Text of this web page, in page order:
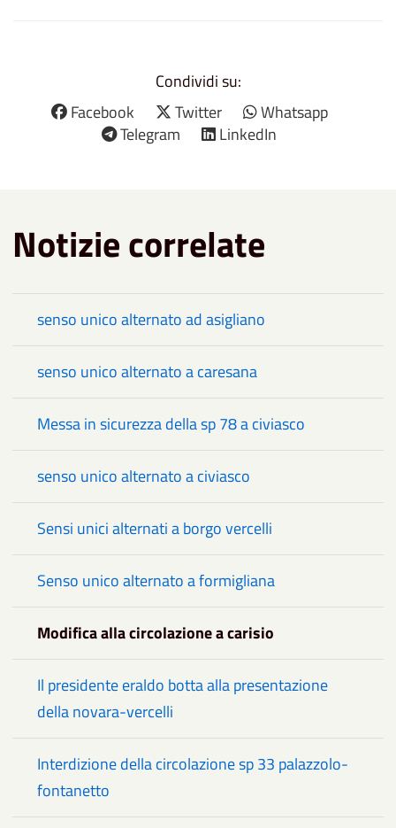
Condividi su:
Facebook
Twitter
Whatsapp
Telegram
LinkedIn
Notizie correlate
senso unico alternato ad asigliano
senso unico alternato a caresana
Messa in sicurezza della sp 78 a civiasco
senso unico alternato a civiasco
Sensi unici alternati a borgo vercelli
Senso unico alternato a formigliana
Modifica alla circolazione a carisio
Il presidente eraldo botta alla presentazione
della novara-vercelli
Interdizione della circolazione sp 33 palazzolo-
fontanetto